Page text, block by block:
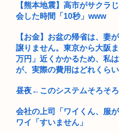
霜降り明星粗品さん、後輩芸人
ギレ発狂...
ワイの上司がカラオケでT-
いまさらps5買ってもいいかな？
ゼンゼロのベーグル計画やって
(っ´ω`c)幻想水滸伝STAR LEAP
【熊本地震】高市がサクラ
会した時間「10秒」www
【お金】お盆の帰省は、妻
譲りません。東京から大阪
万円」近くかかるため、私
が、実際の費用はどれくら
昼夜←このシステムそろそ
会社の上司「ワイくん、服
ワイ「すいません」